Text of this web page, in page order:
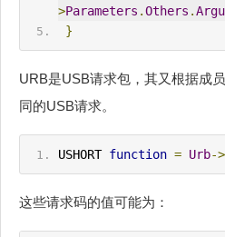
>Parameters .Others .
}
URB是USB请求包，其又根据成
同的USB请求。
USHORT function = Urb->
这些请求码的值可能为：